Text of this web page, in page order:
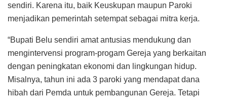
sendiri. Karena itu, baik Keuskupan maupun Paroki
menjadikan pemerintah setempat sebagai mitra kerja.
“Bupati Belu sendiri amat antusias mendukung dan
mengintervensi program-progam Gereja yang berkaitan
dengan peningkatan ekonomi dan lingkungan hidup.
Misalnya, tahun ini ada 3 paroki yang mendapat dana
hibah dari Pemda untuk pembangunan Gereja. Tetapi